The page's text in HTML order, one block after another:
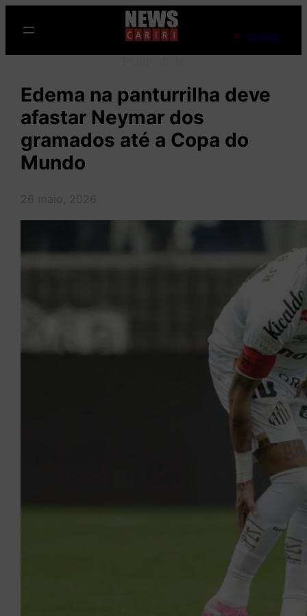
para
o
Ao Vivo
Edema na panturrilha deve
afastar Neymar dos
gramados até a Copa do
Mundo
26 maio, 2026